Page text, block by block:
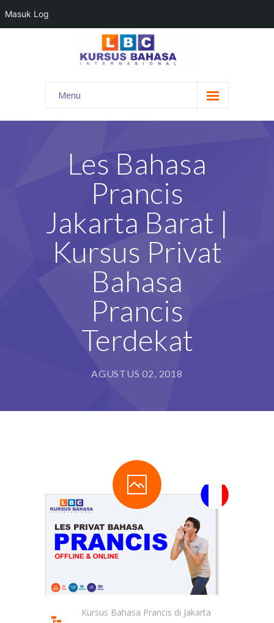
Menu
HOME
KONTAK KAMI
DAFTAR GURU
Les Bahasa
Prancis
Jakarta Barat |
Kursus Privat
Bahasa
Prancis
Terdekat
AGUSTUS 02, 2018
Kursus Bahasa Prancis di Jakarta
Masuk Log